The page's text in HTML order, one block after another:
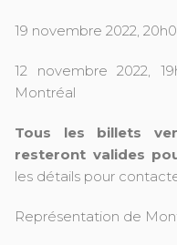
19 novembre 2022,
12 novembre 2022,
Montréal
Tous les billets
resteront valides
les détails pour
Représentation de